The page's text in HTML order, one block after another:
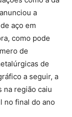
a
aço em
como pode
de
de
a seguir, a
na região caiu
no final do ano